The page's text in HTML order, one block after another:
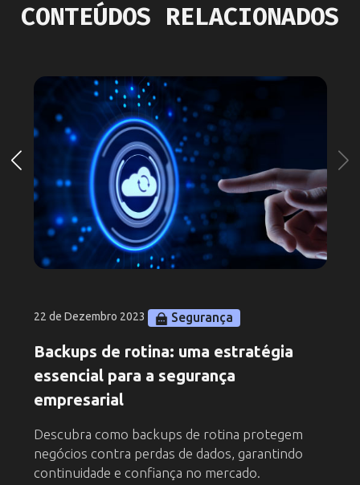
CONTEÚDOS RELACIONADOS
22 de Dezembro 2023 Segurança
Backups de rotina: uma estratégia
essencial para a segurança
empresarial
Descubra como backups de rotina protegem
negócios contra perdas de dados, garantindo
continuidade e confiança no mercado.